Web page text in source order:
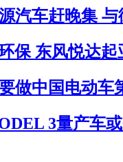
汽车赶晚集 与
保 东风悦达起
做中国电动车
3量产车